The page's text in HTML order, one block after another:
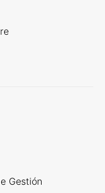
Gestión